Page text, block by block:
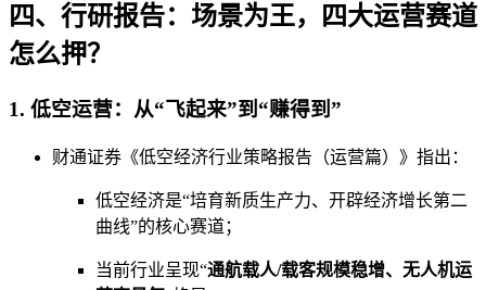
四、行研报告：场景为王，四大运营赛道
怎么押？
1. 低空运营：从“飞起来”到“赚得到”
财通证券《低空经济行业策略报告（运营篇）》指出：
低空经济是“培育新质生产力、开辟经济增长第二
曲线”的核心赛道；
当前行业呈现“通航载人/载客规模稳增、无人机运